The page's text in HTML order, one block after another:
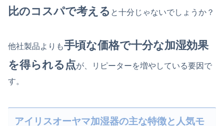
比のコスパで考える と十分じゃないでしょうか？
他社製品よりも手頃な価格で十分な加湿効果
を得られる点が、リピーターを増やしている要因で
す。
アイリスオーヤマ加湿器の主な特徴と人気モ